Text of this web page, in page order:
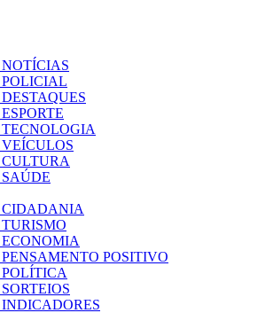
NOTÍCIAS
POLICIAL
DESTAQUES
ESPORTE
TECNOLOGIA
VEÍCULOS
CULTURA
SAÚDE
CIDADANIA
TURISMO
ECONOMIA
PENSAMENTO POSITIVO
POLÍTICA
SORTEIOS
INDICADORES